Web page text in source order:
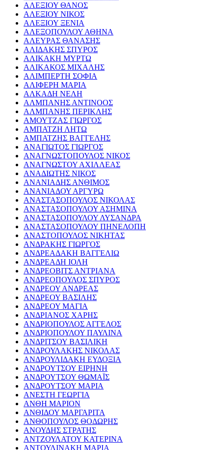
ΑΛΕΞΙΟΥ ΘΑΝΟΣ
ΑΛΕΞΙΟΥ ΝΙΚΟΣ
ΑΛΕΞΙΟΥ ΞΕΝΙΑ
ΑΛΕΞΟΠΟΥΛΟΥ ΑΘΗΝΑ
ΑΛΕΥΡΑΣ ΘΑΝΑΣΗΣ
ΑΛΙΔΑΚΗΣ ΣΠΥΡΟΣ
ΑΛΙΚΑΚΗ ΜΥΡΤΩ
ΑΛΙΚΑΚΟΣ ΜΙΧΑΛΗΣ
ΑΛΙΜΠΕΡΤΗ ΣΟΦΙΑ
ΑΛΙΦΕΡΗ ΜΑΡΙΑ
ΑΛΚΑΔΗ ΝΕΛΗ
ΑΛΜΠΑΝΗΣ ΑΝΤΙΝΟΟΣ
ΑΛΜΠΑΝΗΣ ΠΕΡΙΚΛΗΣ
ΑΜΟΥΤΖΑΣ ΓΙΩΡΓΟΣ
ΑΜΠΑΤΖΗ ΛΗΤΩ
ΑΜΠΑΤΖΗΣ ΒΑΓΓΕΛΗΣ
ΑΝΑΓΙΩΤΟΣ ΓΙΩΡΓΟΣ
ΑΝΑΓΝΩΣΤΟΠΟΥΛΟΣ ΝΙΚΟΣ
ΑΝΑΓΝΩΣΤΟΥ ΑΧΙΛΛΕΑΣ
ΑΝΑΔΙΩΤΗΣ ΝΙΚΟΣ
ΑΝΑΝΙΑΔΗΣ ΑΝΘΙΜΟΣ
ΑΝΑΝΙΑΔΟΥ ΑΡΓΥΡΩ
ΑΝΑΣΤΑΣΟΠΟΥΛΟΣ ΝΙΚΟΛΑΣ
ΑΝΑΣΤΑΣΟΠΟΥΛΟΥ ΑΣΗΜΙΝΑ
ΑΝΑΣΤΑΣΟΠΟΥΛΟΥ ΛΥΣΑΝΔΡΑ
ΑΝΑΣΤΑΣΟΠΟΥΛΟΥ ΠΗΝΕΛΟΠΗ
ΑΝΑΣΤΟΠΟΥΛΟΣ ΝΙΚΗΤΑΣ
ΑΝΔΡΑΚΗΣ ΓΙΩΡΓΟΣ
ΑΝΔΡΕΑΔΑΚΗ ΒΑΓΓΕΛΙΩ
ΑΝΔΡΕΑΔΗ ΙΟΛΗ
ΑΝΔΡΕΟΒΙΤΣ ΑΝΤΡΙΑΝΑ
ΑΝΔΡΕΟΠΟΥΛΟΣ ΣΠΥΡΟΣ
ΑΝΔΡΕΟΥ ΑΝΔΡΕΑΣ
ΑΝΔΡΕΟΥ ΒΑΣΙΛΗΣ
ΑΝΔΡΕΟΥ ΜΑΓΙΑ
ΑΝΔΡΙΑΝΟΣ ΧΑΡΗΣ
ΑΝΔΡΙΟΠΟΥΛΟΣ ΑΓΓΕΛΟΣ
ΑΝΔΡΙΟΠΟΥΛΟΥ ΠΑΥΛΙΝΑ
ΑΝΔΡΙΤΣΟΥ ΒΑΣΙΛΙΚΗ
ΑΝΔΡΟΥΛΑΚΗΣ ΝΙΚΟΛΑΣ
ΑΝΔΡΟΥΛΙΔΑΚΗ ΕΥΔΟΞΙΑ
ΑΝΔΡΟΥΤΣΟΥ ΕΙΡΗΝΗ
ΑΝΔΡΟΥΤΣΟΥ ΘΩΜΑΪΣ
ΑΝΔΡΟΥΤΣΟΥ ΜΑΡΙΑ
ΑΝΕΣΤΗ ΓΕΩΡΓΙΑ
ΑΝΘΗ ΜΑΡΙΟΝ
ΑΝΘΙΔΟΥ ΜΑΡΓΑΡΙΤΑ
ΑΝΘΟΠΟΥΛΟΣ ΘΟΔΩΡΗΣ
ΑΝΟΥΔΗΣ ΣΤΡΑΤΗΣ
ΑΝΤΖΟΥΛΑΤΟΥ ΚΑΤΕΡΙΝΑ
ΑΝΤΟΥΛΙΝΑΚΗ ΜΑΡΙΑ